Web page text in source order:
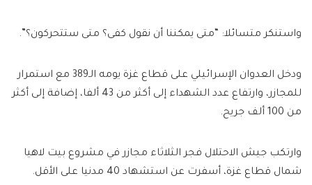
واستنكر متسائلا: “متى يمكننا أن نقول كفى؟ متى ستتحركون؟”.
ودخل العدوان الإسرائيلي على قطاع غزة يومه الـ389 مع استمرار
للمجازر، وارتفاع عدد الشهداء إلى أكثر من 43 ألفا، إضافة إلى أكثر
من 100 ألف جريح.
وارتكب جيش الاحتلال فجر الثلاثاء مجازر في مشروع بيت لاهيا
شمال قطاع غزة، أسفرت عن استشهاد 40 مدنيا على الأقل.